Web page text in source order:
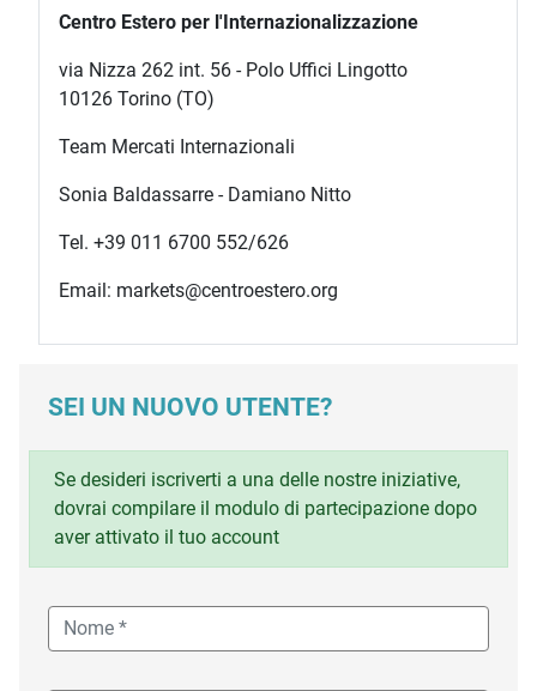
Centro Estero per l'Internazionalizzazione
via Nizza 262 int. 56 - Polo Uffici Lingotto
10126 Torino (TO)
Team Mercati Internazionali
Sonia Baldassarre - Damiano Nitto
Tel. +39 011 6700 552/626
Email: markets@centroestero.org
SEI UN NUOVO UTENTE?
Se desideri iscriverti a una delle nostre iniziative,
dovrai compilare il modulo di partecipazione dopo
aver attivato il tuo account